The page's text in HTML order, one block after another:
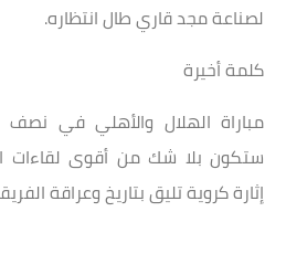
لصناعة مجد قاري طال انتظاره.
كلمة أخيرة
مباراة الهلال والأهلي في
ستكون بلا شك من أقوى لقاءات
إثارة كروية تليق بتاريخ وعراقة